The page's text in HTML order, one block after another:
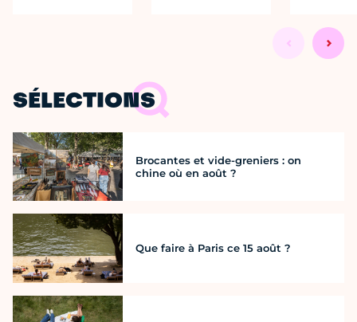
SÉLECTIONS
Brocantes et vide-greniers : on
chine où en août ?
Que faire à Paris ce 15 août ?